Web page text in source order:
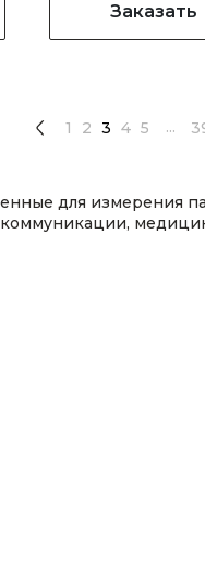
Заказать
1 2 3 4 5 ...
для измерения